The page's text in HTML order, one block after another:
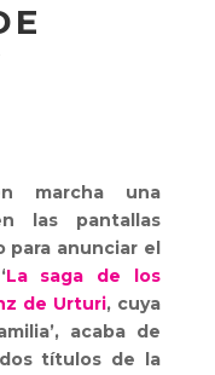
marcha una
las pantallas
para anunciar el
La saga de los
de Urturi, cuya
acaba de
títulos de la